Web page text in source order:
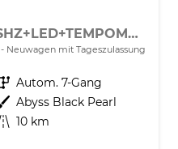
Style NAVI+KAMERA+SHZ+LED+TEMPOMAT+17" ALU+PDC
Neuwagen mit Tageszulassung
Getriebe Autom. 7-Gang
Außenfarbe Abyss Black Pearl
Kilometerstand 10 km